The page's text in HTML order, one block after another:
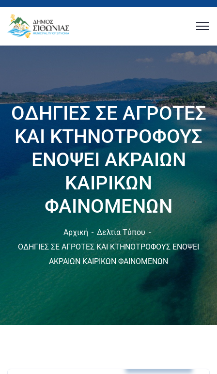
ΟΔΗΓΙΕΣ ΣΕ ΑΓΡΟΤΕΣ
ΚΑΙ ΚΤΗΝΟΤΡΟΦΟΥΣ
ΕΝΟΨΕΙ ΑΚΡΑΙΩΝ
ΚΑΙΡΙΚΩΝ
ΦΑΙΝΟΜΕΝΩΝ
Αρχική
Δελτία Τύπου
ΟΔΗΓΙΕΣ ΣΕ ΑΓΡΟΤΕΣ ΚΑΙ ΚΤΗΝΟΤΡΟΦΟΥΣ ΕΝΟΨΕΙ
ΑΚΡΑΙΩΝ ΚΑΙΡΙΚΩΝ ΦΑΙΝΟΜΕΝΩΝ